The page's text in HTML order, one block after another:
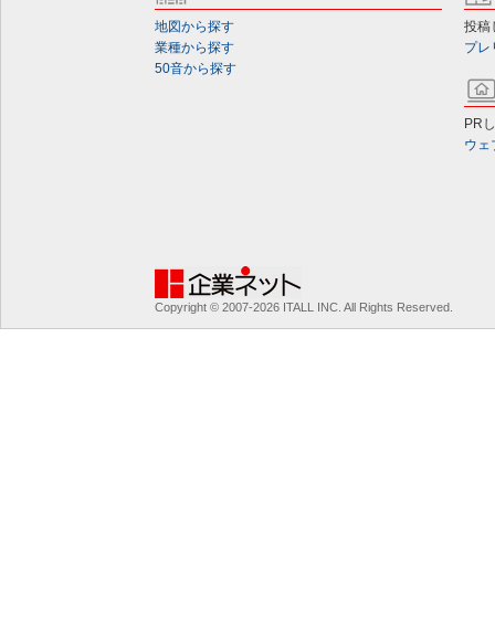
地図から探す
業種から探す
50音から探す
投稿
プレ
PR
ウェ
Copyright © 2007-2026 ITALL INC. All Rights Reserved.